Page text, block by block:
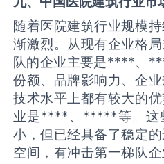
随着医院建筑行业规模
渐激烈。从现有企业格
队的企业主要是****、
份额、品牌影响力、企
技术水平上都有较大的
业是****、*****等。这
小，但已经具备了稳定
空间，有冲击第一梯队